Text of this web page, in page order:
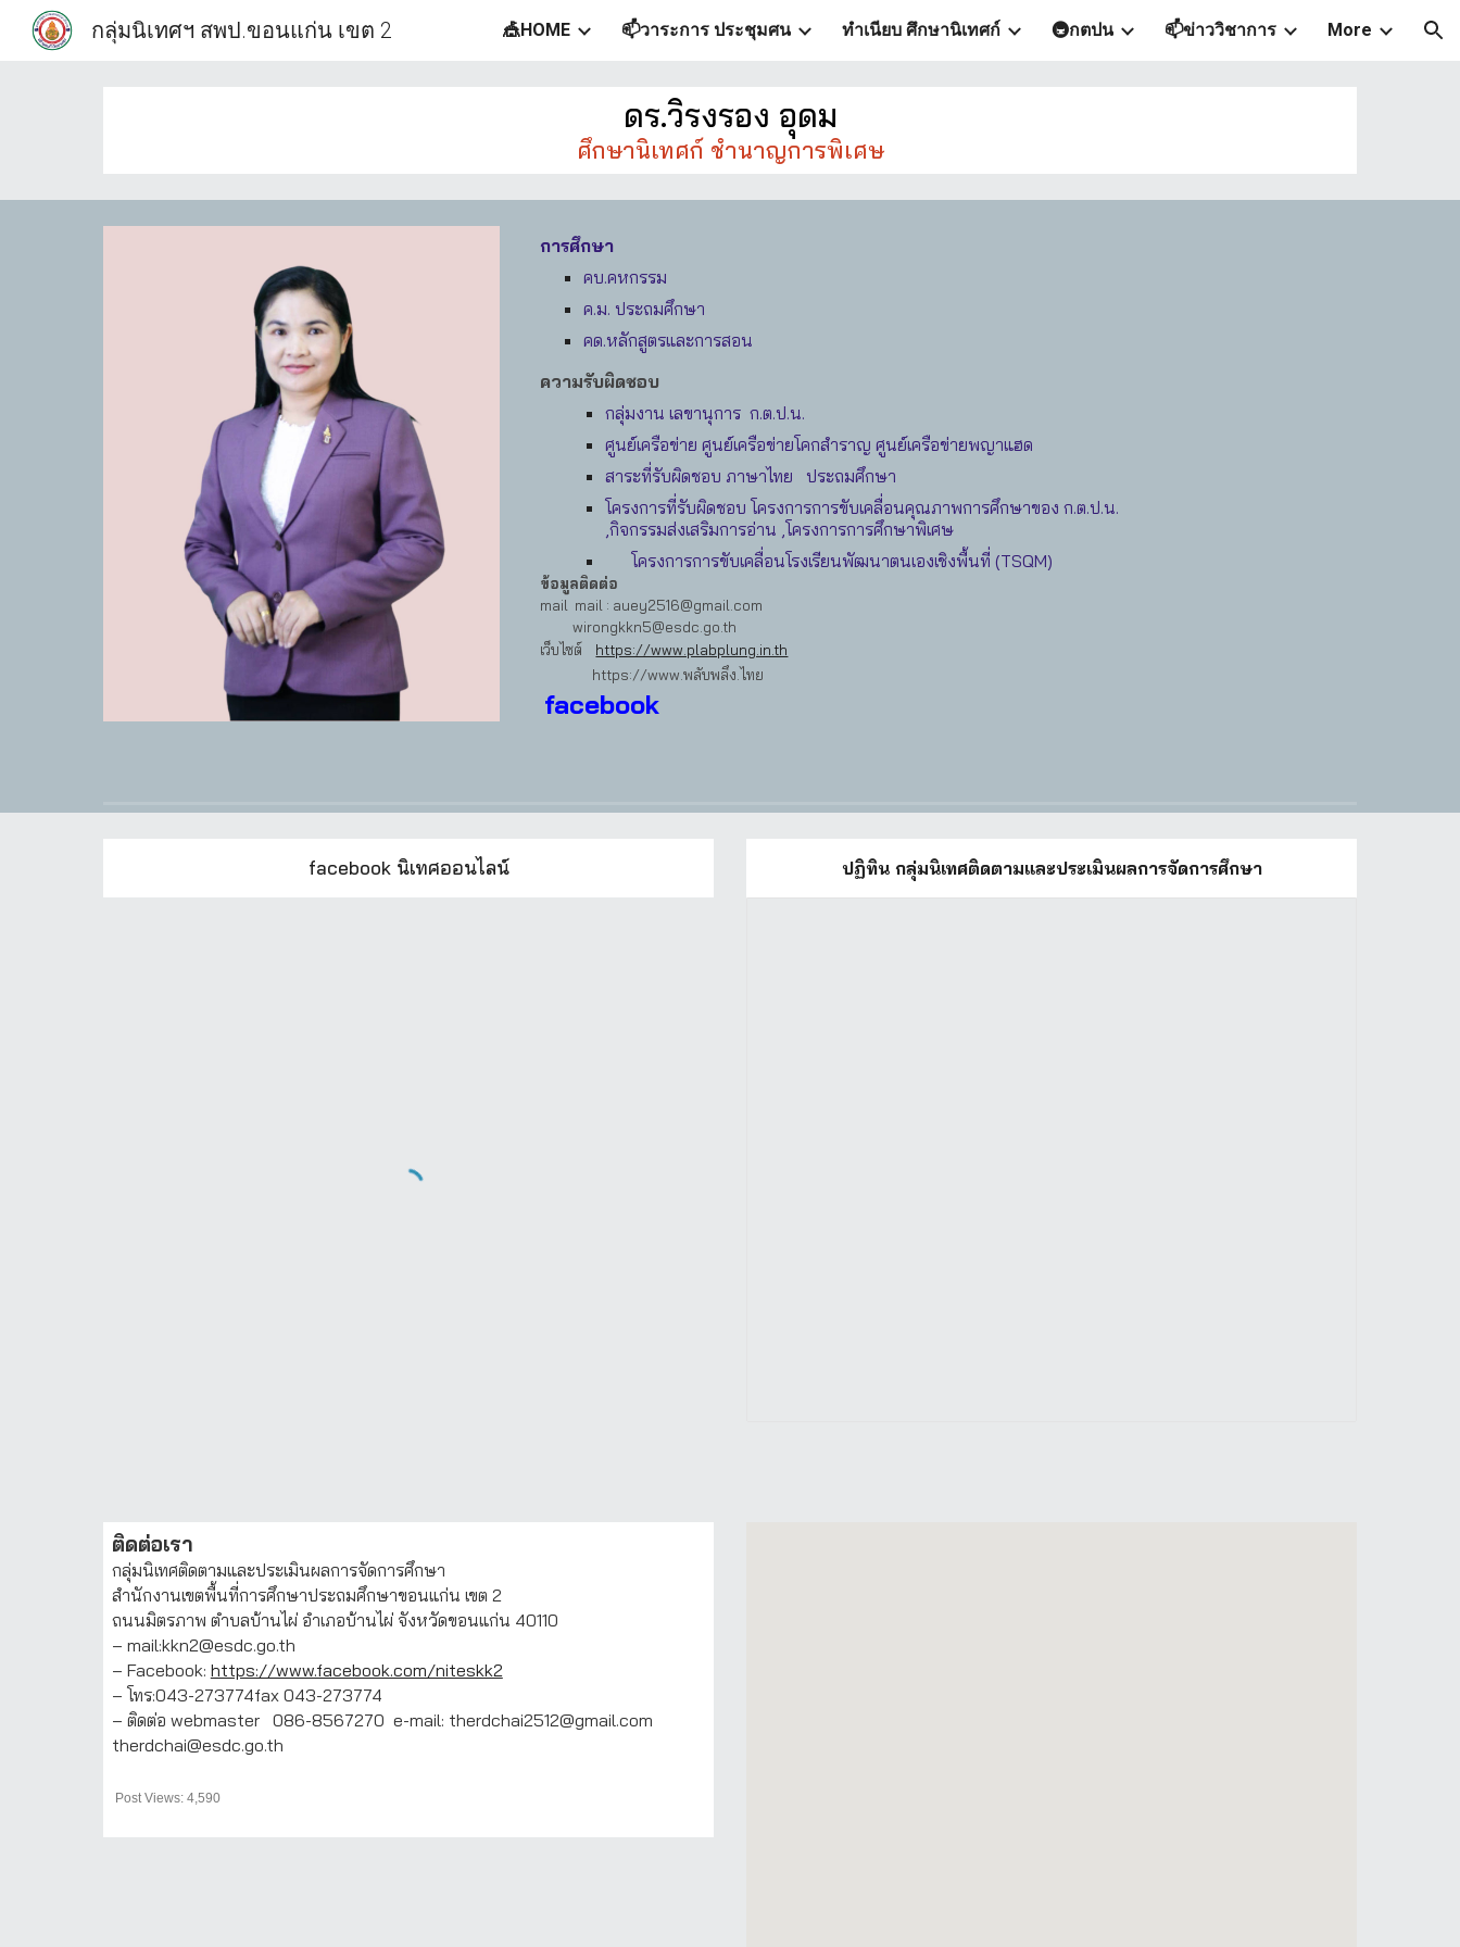
Skip to main content Skip to navigation
กลุ่มนิเทศฯ สพป.ขอนแก่น เขต 2 🎪HOME 📫วาระการ ประชุมศน ทำเนียบ ศึกษานิเทศก์ 🚇กตปน 📫ข่าววิชาการ More
ดร.วิรงรอง อุดม
ศึกษานิเทศก์ ชำนาญการพิเศษ
การศึกษา
คบ.คหกรรม
ค.ม. ประถมศึกษา
คด.หลักสูตรและการสอน
ความรับผิดชอบ
กลุ่มงาน เลขานุการ ก.ต.ป.น.
ศูนย์เครือข่าย ศูนย์เครือข่ายโคกสำราญ ศูนย์เครือข่ายพญาแฮด
สาระที่รับผิดชอบ ภาษาไทย ประถมศึกษา
โครงการที่รับผิดชอบ โครงการการขับเคลื่อนคุณภาพการศึกษาของ ก.ต.ป.น.
,กิจกรรมส่งเสริมการอ่าน ,โครงการการศึกษาพิเศษ
โครงการการขับเคลื่อนโรงเรียนพัฒนาตนเองเชิงพื้นที่ (TSQM)
ข้อมูลติดต่อ
mail mail : auey2516@gmail.com
wirongkkn5@esdc.go.th
เว็บไซต์ https://www.plabplung.in.th
https://www.พลับพลึง.ไทย
facebook
facebook นิเทศออนไลน์ ปฏิทิน กลุ่มนิเทศติดตามและประเมินผลการจัดการศึกษา
ติดต่อเรา
กลุ่มนิเทศติดตามและประเมินผลการจัดการศึกษา
สำนักงานเขตพื้นที่การศึกษาประถมศึกษาขอนแก่น เขต 2
ถนนมิตรภาพ ตำบลบ้านไผ่ อำเภอบ้านไผ่ จังหวัดขอนแก่น 40110
– mail:kkn2@esdc.go.th
– Facebook: https://www.facebook.com/niteskk2
– โทร:043-273774fax 043-273774
– ติดต่อ webmaster 086-8567270 e-mail: therdchai2512@gmail.com
therdchai@esdc.go.th
Post Views: 4,590